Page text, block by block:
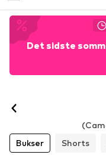
Det sidste
Bukser
Shorts